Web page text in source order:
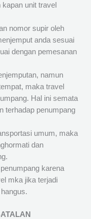
unit travel
nomor supir oleh
anda sesuai
dengan pemesanan
namun
maka travel
Hal ini semata
terhadap penumpang
umum, maka
dan
karena
mka jika terjadi